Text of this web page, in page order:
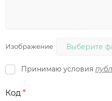
Изображение Выберите
Принимаю условия
Код